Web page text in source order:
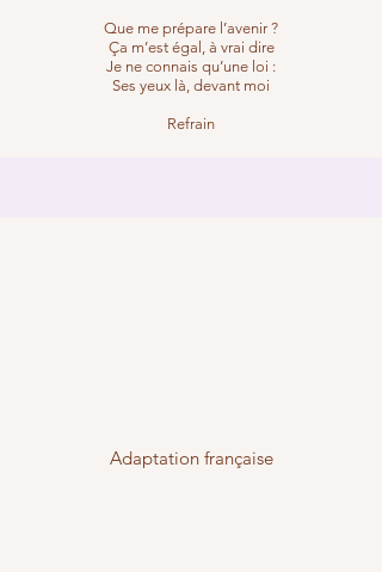
Que me prépare l’avenir ?
Ça m’est égal, à vrai dire
Je ne connais qu’une loi :
Ses yeux là, devant moi
Refrain
Adaptation française